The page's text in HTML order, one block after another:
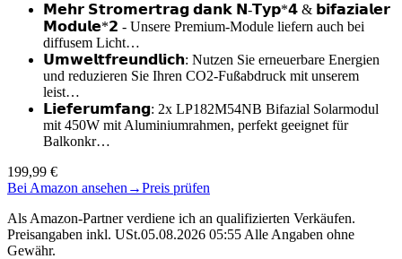
𝗠𝗲𝗵𝗿 𝗦𝘁𝗿𝗼𝗺𝗲𝗿𝘁𝗿𝗮𝗴 𝗱𝗮𝗻𝗸 𝗡-𝗧𝘆𝗽*𝟰 & 𝗯𝗶𝗳𝗮𝘇𝗶𝗮𝗹𝗲𝗿
𝗠𝗼𝗱𝘂𝗹𝗲*𝟮 - Unsere Premium-Module liefern auch bei
diffusem Licht…
𝗨𝗺𝘄𝗲𝗹𝘁𝗳𝗿𝗲𝘂𝗻𝗱𝗹𝗶𝗰𝗵: Nutzen Sie erneuerbare Energien
und reduzieren Sie Ihren CO2-Fußabdruck mit unserem
leist…
𝗟𝗶𝗲𝗳𝗲𝗿𝘂𝗺𝗳𝗮𝗻𝗴: 2x LP182M54NB Bifazial Solarmodul
mit 450W mit Aluminiumrahmen, perfekt geeignet für
Balkonkr…
199,99 €
Bei Amazon ansehen →Preis prüfen
Als Amazon-Partner verdiene ich an qualifizierten Verkäufen.
Preisangaben inkl. USt.05.08.2026 05:55 Alle Angaben ohne
Gewähr.